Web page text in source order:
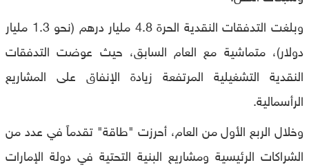
وبلغت التدفقات النقدية الحرة 4.8 مليار درهم (نحو 1.3 مليار
دولار)، متماشية مع العام السابق، حيث عوضت التدفقات
النقدية التشغيلية المرتفعة زيادة الإنفاق على المشاريع
الرأسمالية.
وخلال الربع الأول من العام، أحرزت "طاقة" تقدماً في عدد من
الشراكات الرئيسية ومشاريع البنية التحتية في دولة الإمارات